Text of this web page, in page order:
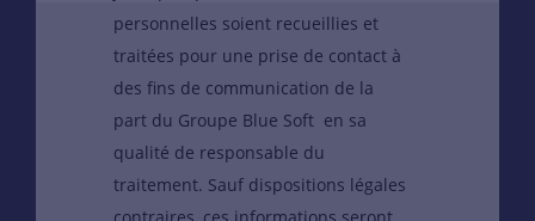
personnelles soient recueillies et
traitées pour une prise de contact à
des fins de communication de la
part du Groupe Blue Soft en sa
qualité de responsable du
traitement. Sauf dispositions légales